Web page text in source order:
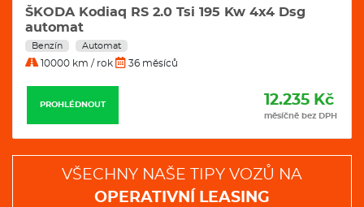
ŠKODA Kodiaq RS 2.0 Tsi 195 Kw 4x4 Dsg
automat
Benzín Automat
10000 km / rok 36 měsíců
PROHLÉDNOUT 12.235 Kč
měsíčně bez DPH
VŠECHNY NAŠE TIPY VOZŮ NA
OPERATIVNÍ LEASING